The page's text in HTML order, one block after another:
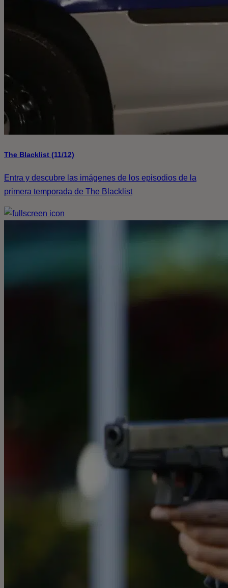
The Blacklist (11/12)
Entra y descubre las imágenes de los episodios de la
primera temporada de The Blacklist